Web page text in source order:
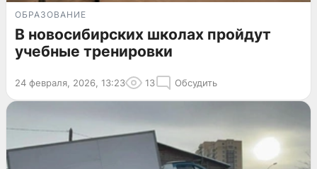
ОБРАЗОВАНИЕ
В новосибирских школах пройдут
учебные тренировки
24 февраля, 2026, 13:23 13 Обсудить